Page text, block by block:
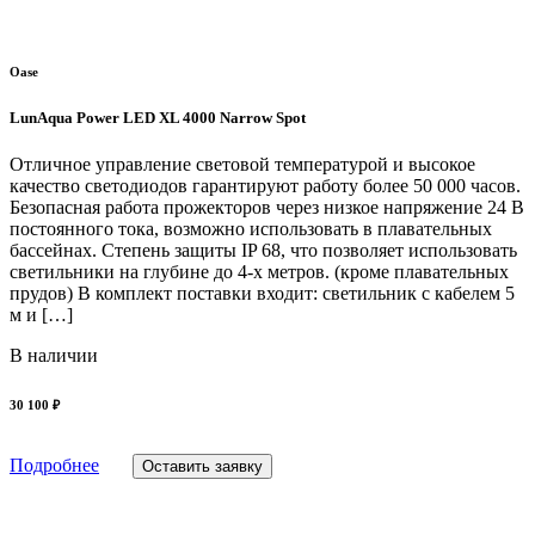
Oase
LunAqua Power LED XL 4000 Narrow Spot
Отличное управление световой температурой и высокое
качество светодиодов гарантируют работу более 50 000 часов.
Безопасная работа прожекторов через низкое напряжение 24 В
постоянного тока, возможно использовать в плавательных
бассейнах. Степень защиты IP 68, что позволяет использовать
светильники на глубине до 4-х метров. (кроме плавательных
прудов) В комплект поставки входит: светильник с кабелем 5
м и […]
В наличии
30 100 ₽
Подробнее Оставить заявку